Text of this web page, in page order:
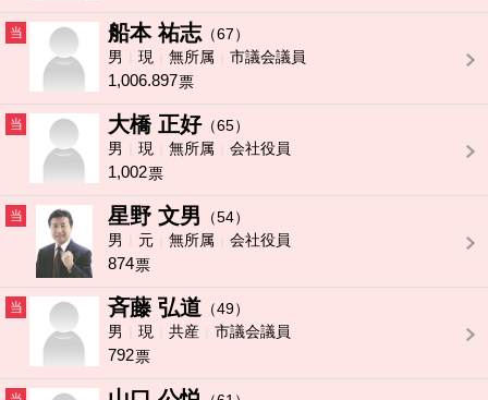
当 船本 祐志 （67）
男
現 無所属 市議会議員
1,006.897票
当 大橋 正好（65）
男
現 無所属 会社役員
1,002票
当 星野 文男
（54）
男
元 無所属 会社役員
874票
当 斉藤 弘道 （49）
男
現 共産 市議会議員
792票